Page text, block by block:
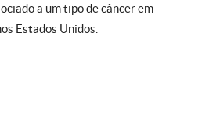
a um tipo de câncer em
Estados Unidos.